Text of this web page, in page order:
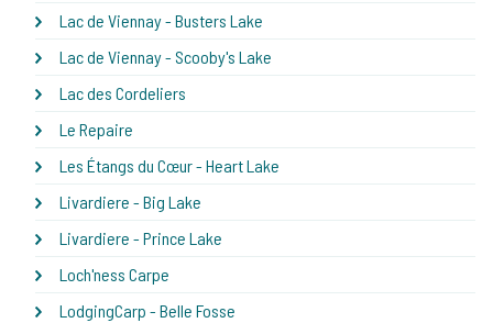
Lac de Viennay - Busters Lake
Lac de Viennay - Scooby's Lake
Lac des Cordeliers
Le Repaire
Les Étangs du Cœur - Heart Lake
Livardiere - Big Lake
Livardiere - Prince Lake
Loch'ness Carpe
LodgingCarp - Belle Fosse